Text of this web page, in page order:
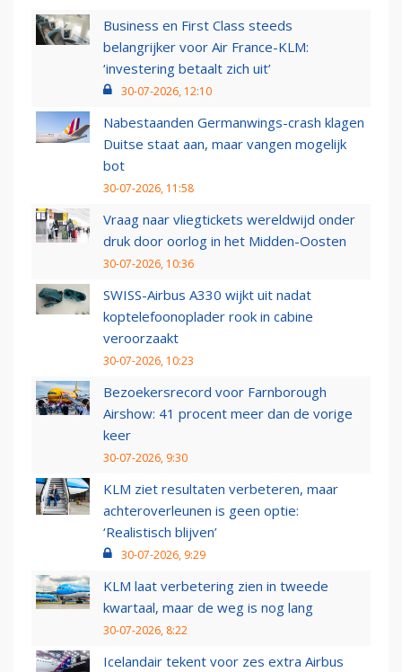
Business en First Class steeds
belangrijker voor Air France-KLM:
‘investering betaalt zich uit’
30-07-2026, 12:10
Nabestaanden Germanwings-crash klagen
Duitse staat aan, maar vangen mogelijk
bot
30-07-2026, 11:58
Vraag naar vliegtickets wereldwijd onder
druk door oorlog in het Midden-Oosten
30-07-2026, 10:36
SWISS-Airbus A330 wijkt uit nadat
koptelefoonoplader rook in cabine
veroorzaakt
30-07-2026, 10:23
Bezoekersrecord voor Farnborough
Airshow: 41 procent meer dan de vorige
keer
30-07-2026, 9:30
KLM ziet resultaten verbeteren, maar
achteroverleunen is geen optie:
‘Realistisch blijven’
30-07-2026, 9:29
KLM laat verbetering zien in tweede
kwartaal, maar de weg is nog lang
30-07-2026, 8:22
Icelandair tekent voor zes extra Airbus